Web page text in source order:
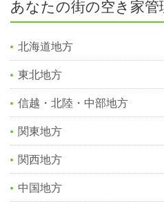
あなたの街の空き家管
北海道地方
東北地方
信越・北陸・中部地方
関東地方
関西地方
中国地方